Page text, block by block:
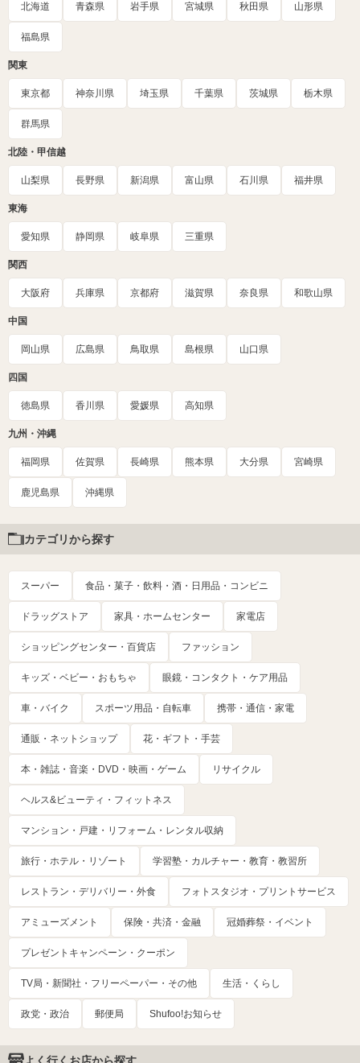
北海道 青森県 岩手県 宮城県 秋田県 山形県
福島県
関東
東京都 神奈川県 埼玉県 千葉県 茨城県 栃木県
群馬県
北陸・甲信越
山梨県 長野県 新潟県 富山県 石川県 福井県
東海
愛知県 静岡県 岐阜県 三重県
関西
大阪府 兵庫県 京都府 滋賀県 奈良県 和歌山県
中国
岡山県 広島県 鳥取県 島根県 山口県
四国
徳島県 香川県 愛媛県 高知県
九州・沖縄
福岡県 佐賀県 長崎県 熊本県 大分県 宮崎県
鹿児島県 沖縄県
カテゴリから探す
スーパー 食品・菓子・飲料・酒・日用品・コンビニ
ドラッグストア 家具・ホームセンター 家電店
ショッピングセンター・百貨店 ファッション
キッズ・ベビー・おもちゃ 眼鏡・コンタクト・ケア用品
車・バイク スポーツ用品・自転車 携帯・通信・家電
通販・ネットショップ 花・ギフト・手芸
本・雑誌・音楽・DVD・映画・ゲーム リサイクル
ヘルス&ビューティ・フィットネス
マンション・戸建・リフォーム・レンタル収納
旅行・ホテル・リゾート 学習塾・カルチャー・教育・教習所
レストラン・デリバリー・外食 フォトスタジオ・プリントサービス
アミューズメント 保険・共済・金融 冠婚葬祭・イベント
プレゼントキャンペーン・クーポン
TV局・新聞社・フリーペーパー・その他 生活・くらし
政党・政治 郵便局 Shufoo!お知らせ